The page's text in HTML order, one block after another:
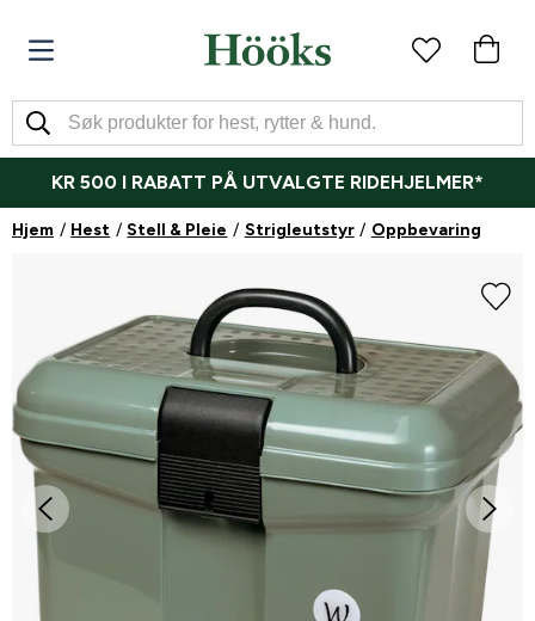
KR 500 I RABATT PÅ UTVALGTE RIDEHJELMER*
Hjem Hest Stell & Pleie Strigleutstyr Oppbevaring